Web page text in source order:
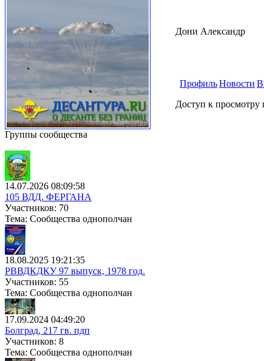
Группы сообщества
14.07.2026 08:09:58
105 ВДД. ФЕРГАНА
Участников: 70
Тема: Сообщества однополчан
18.08.2025 19:21:35
РВВДКДКУ 97 выпуск, 1978 год.
Участников: 55
Тема: Сообщества однополчан
17.09.2024 04:49:20
Болград, 217 гв. пдп
Участников: 8
Тема: Сообщества однополчан
Дони Александр
ПрофильНовости
Доступ к просмотру